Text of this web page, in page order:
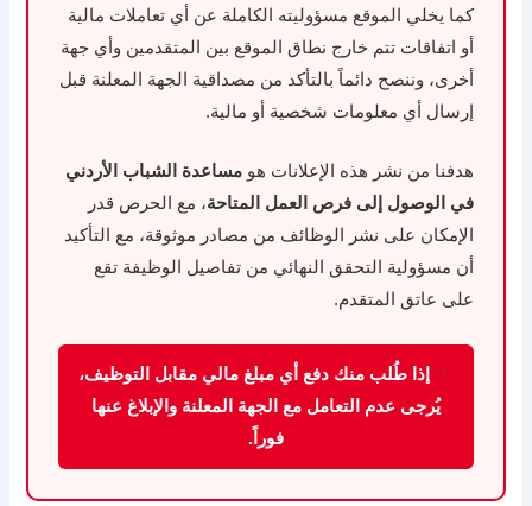
كما يخلي الموقع مسؤوليته الكاملة عن أي تعاملات مالية
أو اتفاقات تتم خارج نطاق الموقع بين المتقدمين وأي جهة
أخرى، وننصح دائماً بالتأكد من مصداقية الجهة المعلنة قبل
إرسال أي معلومات شخصية أو مالية.
هدفنا من نشر هذه الإعلانات هومساعدة الشباب الأردني
في الوصول إلى فرص العمل المتاحة، مع الحرص قدر
الإمكان على نشر الوظائف من مصادر موثوقة، مع التأكيد
أن مسؤولية التحقق النهائي من تفاصيل الوظيفة تقع
على عاتق المتقدم.
إذا طُلب منك دفع أي مبلغ مالي مقابل التوظيف،
يُرجى عدم التعامل مع الجهة المعلنة والإبلاغ عنها
فوراً.